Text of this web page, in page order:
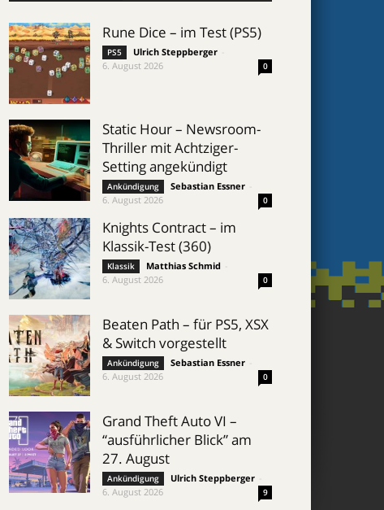
Rune Dice – im Test (PS5)
PS5 Ulrich Steppberger
6. August 2026
0
Static Hour – Newsroom-
Thriller mit Achtziger-
Setting angekündigt
Ankündigung Sebastian Essner
6. August 2026
0
Knights Contract – im
Klassik-Test (360)
Klassik Matthias Schmid
6. August 2026
0
Beaten Path – für PS5, XSX
& Switch vorgestellt
Ankündigung Sebastian Essner
6. August 2026
0
Grand Theft Auto VI –
“ausführlicher Blick” am
27. August
Ankündigung Ulrich Steppberger
6. August 2026
9